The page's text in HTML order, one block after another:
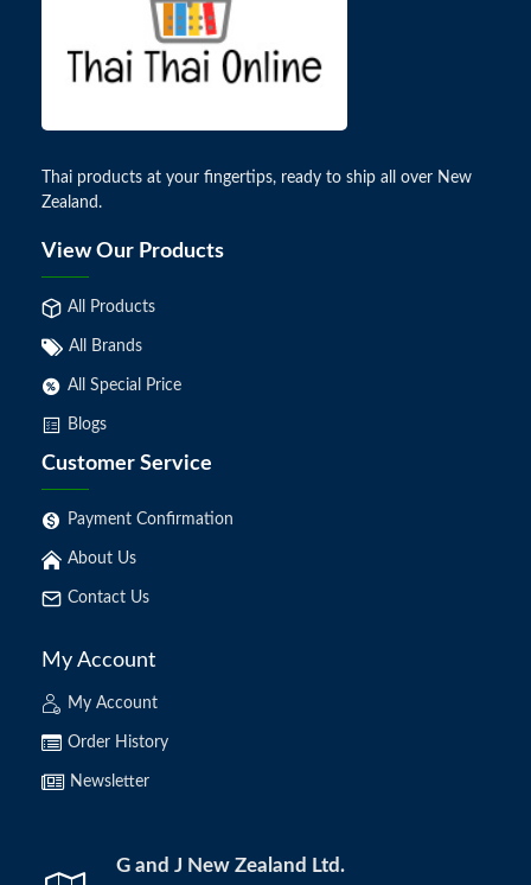
Thai products at your fingertips, ready to ship all over New
Zealand.
View Our Products
All Products
All Brands
All Special Price
Blogs
Customer Service
Payment Confirmation
About Us
Contact Us
My Account
My Account
Order History
Newsletter
G and J New Zealand Ltd.